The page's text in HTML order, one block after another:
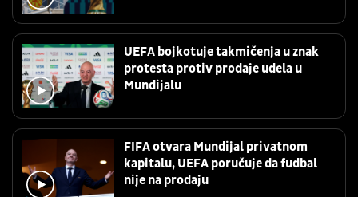
UEFA bojkotuje takmičenja u znak
protesta protiv prodaje udela u
Mundijalu
FIFA otvara Mundijal privatnom
kapitalu, UEFA poručuje da fudbal
nije na prodaju